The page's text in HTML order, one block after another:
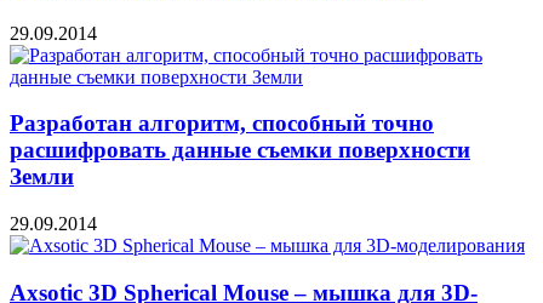
29.09.2014
Разработан алгоритм, способный точно
расшифровать данные съемки поверхности
Земли
29.09.2014
Axsotic 3D Spherical Mouse – мышка для 3D-